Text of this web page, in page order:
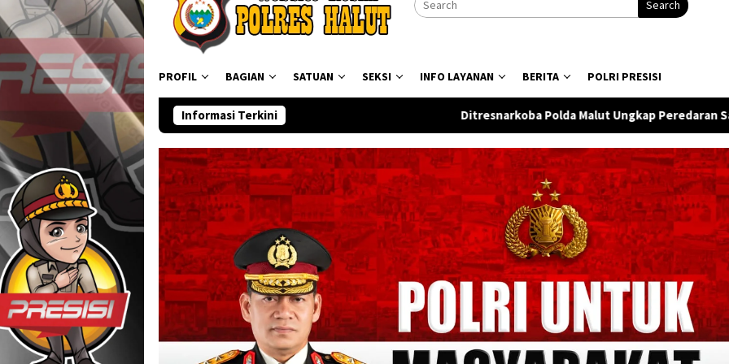
Search
PROFIL BAGIAN SATUAN SEKSI INFO LAYANAN BERITA POLRI PRESISI
Informasi Terkini Ditresnarkoba Polda Malut Ungkap Peredaran Sabu di Halmahera Tengah,